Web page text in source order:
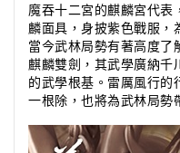
魔吞十二宮的麒麟宮代表
麟面具，身披紫色戰服，
當今武林局勢有著高度了
麒麟雙劍，其武學廣納千
的武學根基。雷厲風行的
一根除，也將為武林局勢